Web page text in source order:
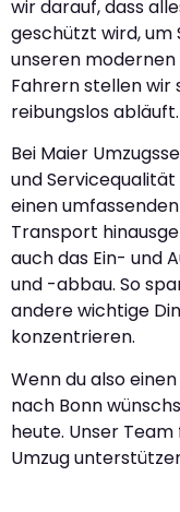
wir darauf, dass
geschützt wird, um
unseren
Fahrern stellen wir
reibungslos abläuft.
Bei Maier
und
einen
Transport
auch das Ein- und
und -abbau. So
andere wichtige
konzentrieren.
Wenn du also
nach Bonn
heute. Unser
Umzug